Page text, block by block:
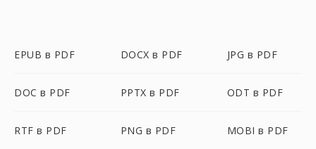
EPUB в PDF DOCX в PDF JPG в PDF
DOC в PDF PPTX в PDF ODT в PDF
RTF в PDF PNG в PDF MOBI в PDF